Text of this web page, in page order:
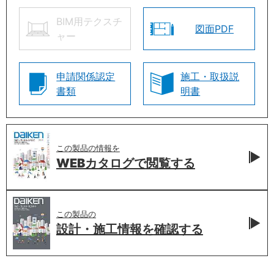
BIM用テクスチ
ャー
図面PDF
申請関係認定
書類
施工・取扱説
明書
この製品の情報を
WEBカタログで閲覧する
この製品の
設計・施工情報を確認する